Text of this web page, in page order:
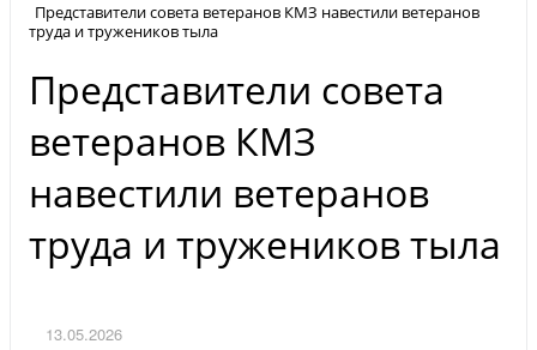
Представители совета ветеранов КМЗ навестили ветеранов
труда и тружеников тыла
Представители совета
ветеранов КМЗ
навестили ветеранов
труда и тружеников тыла
13.05.2026